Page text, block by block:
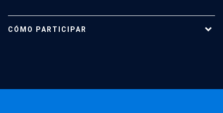
Historia
CÓMO PARTICIPAR